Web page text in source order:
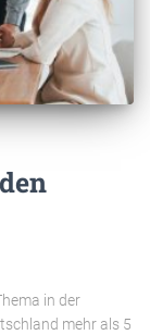
in der
mehr als 5